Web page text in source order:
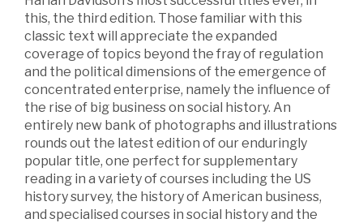
this, the third edition. Those familiar with this
classic text will appreciate the expanded
coverage of topics beyond the fray of regulation
and the political dimensions of the emergence of
concentrated enterprise, namely the influence of
the rise of big business on social history. An
entirely new bank of photographs and illustrations
rounds out the latest edition of our enduringly
popular title, one perfect for supplementary
reading in a variety of courses including the US
history survey, the history of American business,
and specialised courses in social history and the